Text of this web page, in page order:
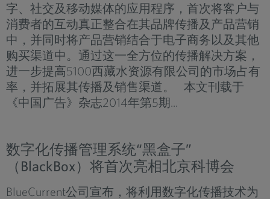
字、社交及移动媒体的应用程序，首次将客户与
消费者的互动真正整合在其品牌传播及产品营销
中，并同时将产品营销结合于电子商务以及其他
购买渠道中。通过这一全方位的传播解决方案，
进一步提高5100西藏水资源有限公司的市场占有
率，并拓展其传播及销售渠道。 本文刊载于
《中国广告》杂志2014年第5期...
数字化传播管理系统“黑盒子”
（BlackBox）将首次亮相北京科博会
BlueCurrent公司宣布，将利用数字化传播技术为